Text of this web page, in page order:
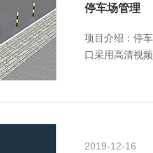
停车场管理
项目介绍：停
口采用高清视
2019-12-16